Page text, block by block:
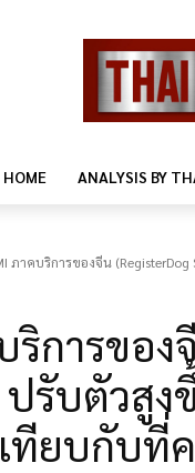
HOME ANALYSIS BY
ภาคบริการของจีน
การของ
ปรับตัวสูง
ทียบกับที่